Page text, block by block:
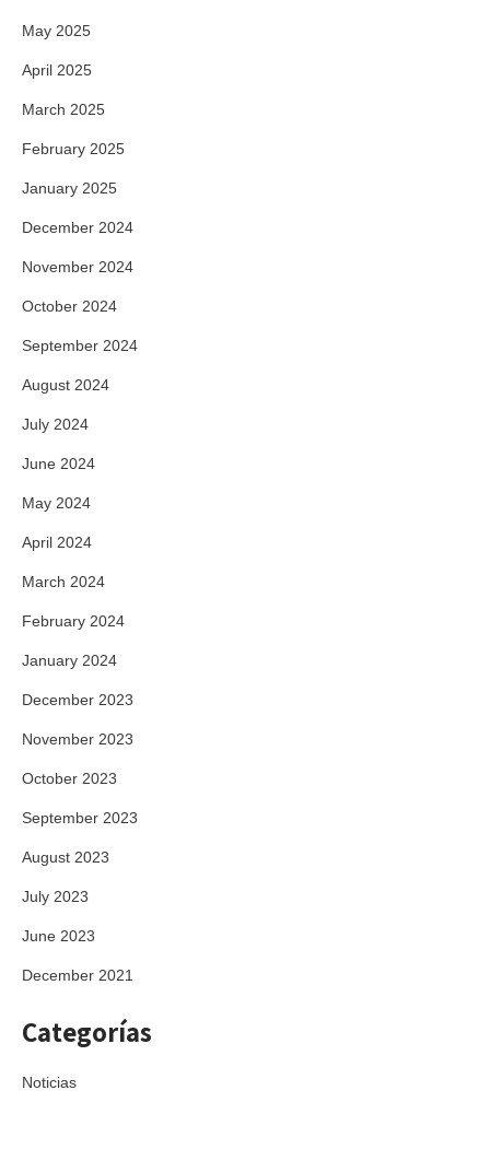
May 2025
April 2025
March 2025
February 2025
January 2025
December 2024
November 2024
October 2024
September 2024
August 2024
July 2024
June 2024
May 2024
April 2024
March 2024
February 2024
January 2024
December 2023
November 2023
October 2023
September 2023
August 2023
July 2023
June 2023
December 2021
Categorías
Noticias